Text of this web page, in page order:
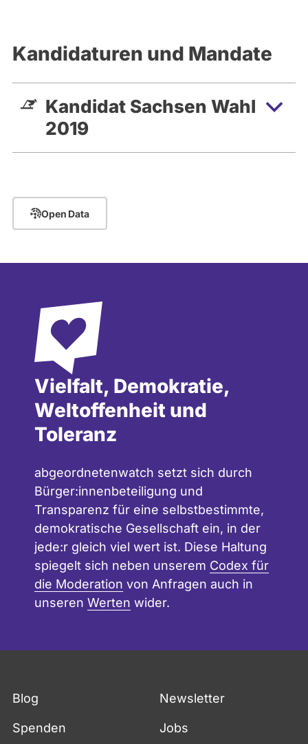
Kandidaturen und Mandate
Kandidat Sachsen Wahl
2019
Open Data
Vielfalt, Demokratie,
Weltoffenheit und
Toleranz
abgeordnetenwatch setzt sich durch
Bürger:innenbeteiligung und
Transparenz für eine selbstbestimmte,
demokratische Gesellschaft ein, in der
jede:r gleich viel wert ist. Diese Haltung
spiegelt sich neben unserem Codex für
die Moderation von Anfragen auch in
unseren Werten wider.
Blog Newsletter
Spenden Jobs